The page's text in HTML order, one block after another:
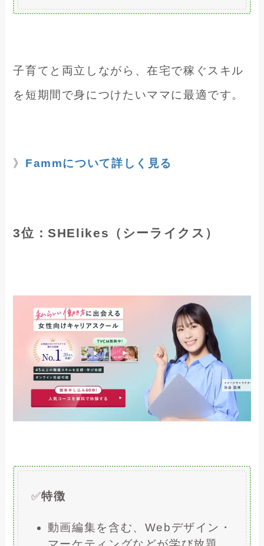
子育てと両立しながら、在宅で稼ぐスキル
を短期間で身につけたいママに最適です。
》 Fammについて詳しく見る
3位：SHElikes（シーライクス）
✅特徴
動画編集を含む、Webデザイン・